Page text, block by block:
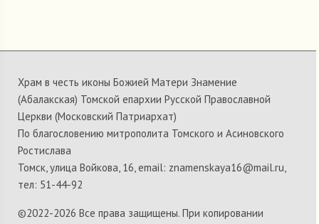
Храм в честь иконы Божией Матери Знамение
(Абалакская) Томской епархии Русской Православной
Церкви (Московский Патриархат)
По благословению митрополита Томского и Асиновского
Ростислава
Томск, улица Войкова, 16, email: znamenskaya16@mail.ru,
тел: 51-44-92
©2022-2026 Все права защищены. При копировании